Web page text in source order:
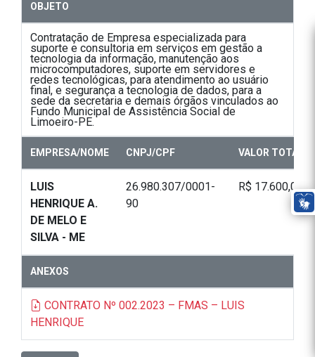
OBJETO
Contratação de Empresa especializada para
suporte e consultoria em serviços em gestão a
tecnologia da informação, manutenção aos
microcomputadores, suporte em servidores e
redes tecnológicas, para atendimento ao usuário
final, e segurança a tecnologia de dados, para a
sede da secretaria e demais órgãos vinculados ao
Fundo Municipal de Assistência Social de
Limoeiro-PE.
EMPRESA/NOME CNPJ/CPF VALOR TOTAL
LUIS
HENRIQUE A.
DE MELO E
SILVA - ME
26.980.307/0001-
90
R$ 17.600,00
ANEXOS
CONTRATO Nº 002.2023 – FMAS – LUIS
HENRIQUE